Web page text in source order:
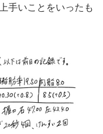
手いことをいったも